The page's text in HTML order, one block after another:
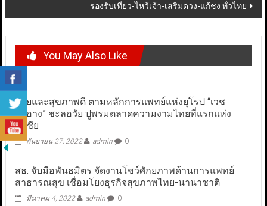
รองรับเที่ยว-ไหว้เจ้า-เสริมดวง-แก้ชง ทั่วไทย
You May Also Like
สวยและสุขภาพดี ตามหลักการแพทย์แห่งยุโรป “เวช
สำอาง” ชะลอวัย ปูพรมตลาดความงามไทยที่แรกแห่ง
เอเชีย
กันยายน 27, 2022 admin 0
สธ. จับมือพันธมิตร จัดงานโชว์ศักยภาพด้านการแพทย์
สาธารณสุข เชื่อมโยงธุรกิจสุขภาพไทย-นานาชาติ
มีนาคม 4, 2022 admin 0